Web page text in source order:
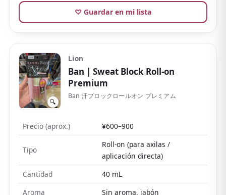
bien para quien no le gusta el cosquilleo. Por otro
lado, incluso el tipo sin aroma puede oler a etanol
justo tras aplicarlo (se va en unos minutos), y el spray
puede dejar residuo blanco si te vistes antes de que
seque.
El sin aroma combina bien con perfume y hay varios
con fragancia, así que empezar por el cómodo spray o
roll-on es una buena idea.
♡ Guardar en mi lista
🔍
Lion
Ban | Sweat Block Roll-on
Premium
Ban 汗ブロックロールオン プレミアム
Precio (aprox.) ¥600–900
Tipo
Roll-on (para axilas /
aplicación directa)
Cantidad
40 mL
Aroma
Sin aroma, jabón